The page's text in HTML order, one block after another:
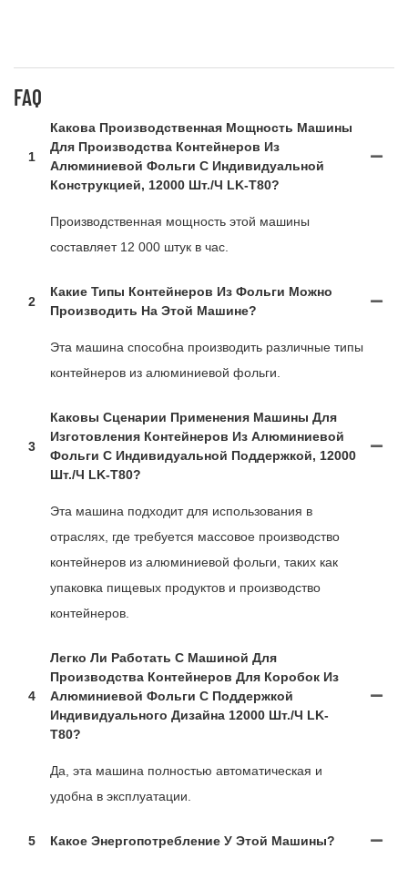
FAQ
1
Какова Производственная Мощность Машины
Для Производства Контейнеров Из
Алюминиевой Фольги С Индивидуальной
Конструкцией, 12000 Шт./ч LK-T80?
Производственная мощность этой машины
составляет 12 000 штук в час.
2
Какие Типы Контейнеров Из Фольги Можно
Производить На Этой Машине?
Эта машина способна производить различные типы
контейнеров из алюминиевой фольги.
3
Каковы Сценарии Применения Машины Для
Изготовления Контейнеров Из Алюминиевой
Фольги С Индивидуальной Поддержкой, 12000
Шт./ч LK-T80?
Эта машина подходит для использования в
отраслях, где требуется массовое производство
контейнеров из алюминиевой фольги, таких как
упаковка пищевых продуктов и производство
контейнеров.
4
Легко Ли Работать С Машиной Для
Производства Контейнеров Для Коробок Из
Алюминиевой Фольги С Поддержкой
Индивидуального Дизайна 12000 Шт./ч LK-
T80?
Да, эта машина полностью автоматическая и
удобна в эксплуатации.
5 Какое Энергопотребление У Этой Машины?